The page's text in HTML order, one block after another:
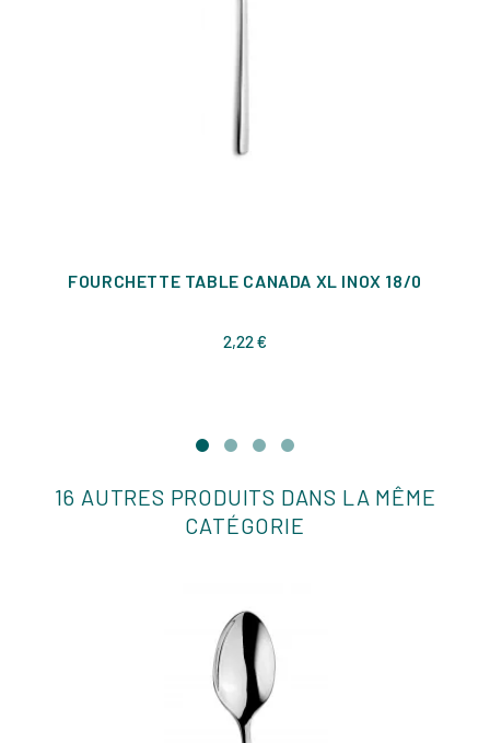
FOURCHETTE TABLE CANADA XL INOX 18/0
2,22 €Prix
16 AUTRES PRODUITS DANS LA MÊME
CATÉGORIE